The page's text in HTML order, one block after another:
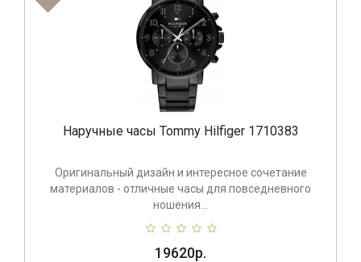
Наручные часы Tommy Hilfiger 1710383
Оригинальный дизайн и интересное сочетание
материалов - отличные часы для повседневного
ношения...
19620р.